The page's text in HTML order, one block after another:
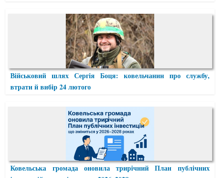
Військовий шлях Сергія Боця: ковельчанин про службу,
втрати й вибір 24 лютого
Ковельська громада оновила трирічний План публічних